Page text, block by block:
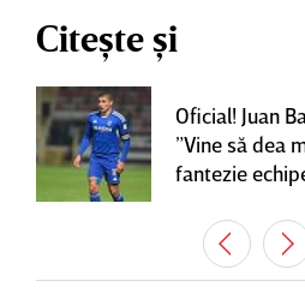
Citește și
Oficial! Juan
”Vine să dea
fantezie